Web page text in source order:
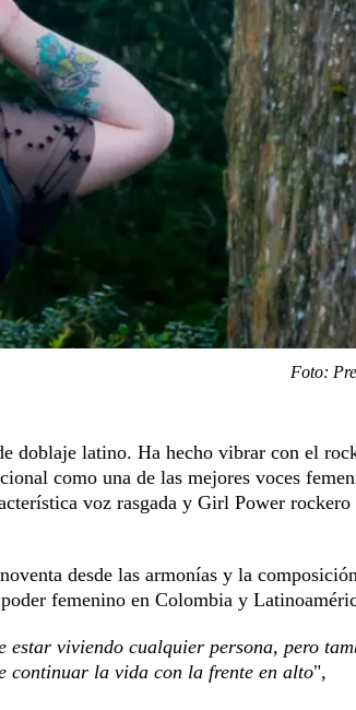
Foto:
doblaje latino. Ha hecho vibrar con el
como una de las mejores voces
voz rasgada y Girl Power rockero
desde las armonías y la
femenino en Colombia y
estar viviendo cualquier persona, pero
continuar la vida con la frente en alto",